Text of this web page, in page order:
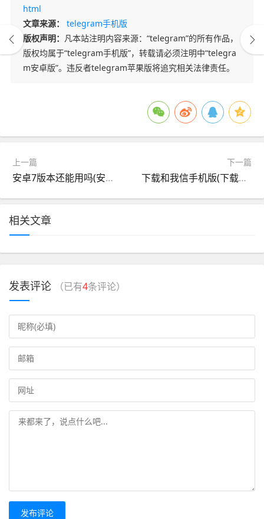
html
文章来源：
telegram手机版
版权声明： 凡本站注明内容来源：“telegram”的所有作品，
版权均属于“telegram手机版”，转载请必须注明中“telegra
m安卓版”。违反者telegram苹果版将追究相关法律责任。
上一篇
安卓7版本还能用吗(安卓7版本可升级更高版本吗)
下一篇
下载和我信手机版(下载和我信2018年旧版)
相关文章
发表评论 （已有4条评论）
发布评论